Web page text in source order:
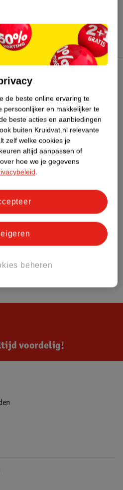
voordelig!
de beste online ervaring te
persoonlijker en makkelijker te
beste acties en aanbiedingen
buiten Kruidvat.nl relevante
zelf welke cookies je
altijd aanpassen of
hoe we je gegevens
.
beheren